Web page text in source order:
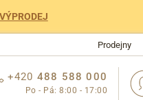
Prodejny
+420 488 588 000
Po - Pá: 8:00 - 17:00